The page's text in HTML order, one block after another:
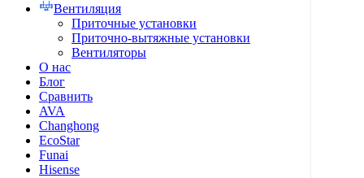
Вентиляция
Приточные установки
Приточно-вытяжные установки
Вентиляторы
О нас
Блог
Сравнить
AVA
Changhong
EcoStar
Funai
Hisense